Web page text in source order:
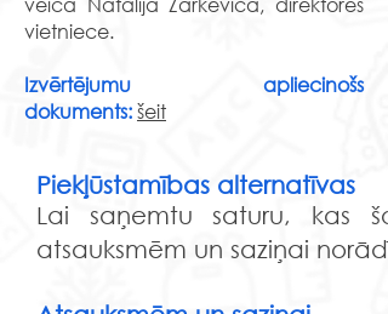
vietniece.
Izvērtējumu apliecinošs
dokuments:šeit
Piekļūstamības alternatīvas
Lai saņemtu saturu, kas
atsauksmēm un saziņai